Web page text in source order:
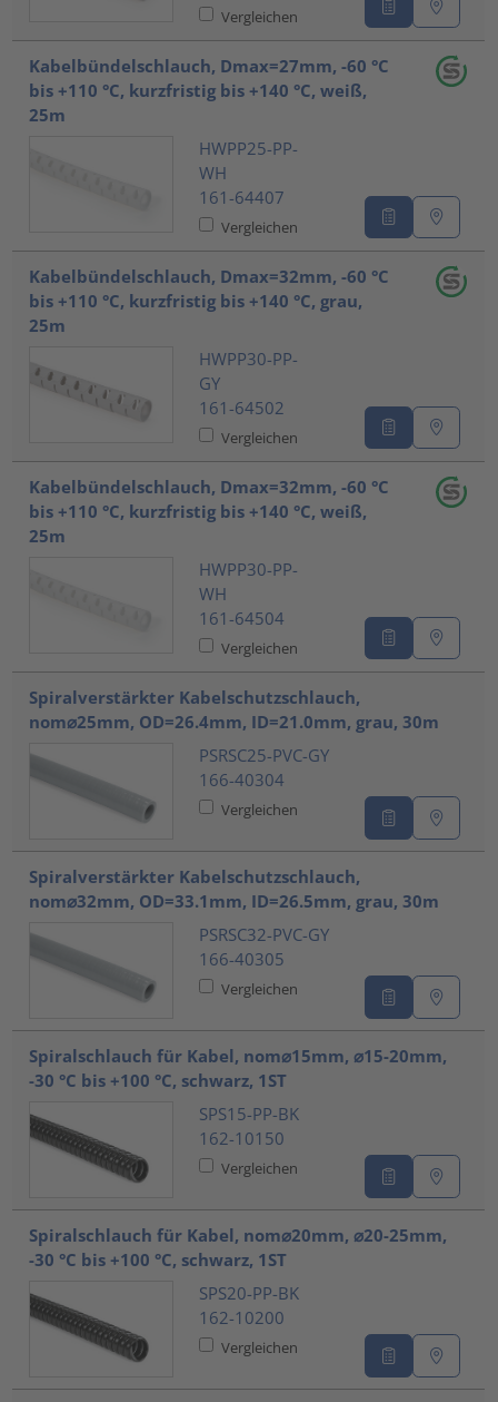
Vergleichen
Kabelbündelschlauch, Dmax=27mm, -60 °C
bis +110 °C, kurzfristig bis +140 °C, weiß,
25m
HWPP25-PP-
WH
161-64407
Vergleichen
Kabelbündelschlauch, Dmax=32mm, -60 °C
bis +110 °C, kurzfristig bis +140 °C, grau,
25m
HWPP30-PP-
GY
161-64502
Vergleichen
Kabelbündelschlauch, Dmax=32mm, -60 °C
bis +110 °C, kurzfristig bis +140 °C, weiß,
25m
HWPP30-PP-
WH
161-64504
Vergleichen
Spiralverstärkter Kabelschutzschlauch,
nom⌀25mm, OD=26.4mm, ID=21.0mm, grau, 30m
PSRSC25-PVC-GY
166-40304
Vergleichen
Spiralverstärkter Kabelschutzschlauch,
nom⌀32mm, OD=33.1mm, ID=26.5mm, grau, 30m
PSRSC32-PVC-GY
166-40305
Vergleichen
Spiralschlauch für Kabel, nom⌀15mm, ⌀15-20mm,
-30 °C bis +100 °C, schwarz, 1ST
SPS15-PP-BK
162-10150
Vergleichen
Spiralschlauch für Kabel, nom⌀20mm, ⌀20-25mm,
-30 °C bis +100 °C, schwarz, 1ST
SPS20-PP-BK
162-10200
Vergleichen